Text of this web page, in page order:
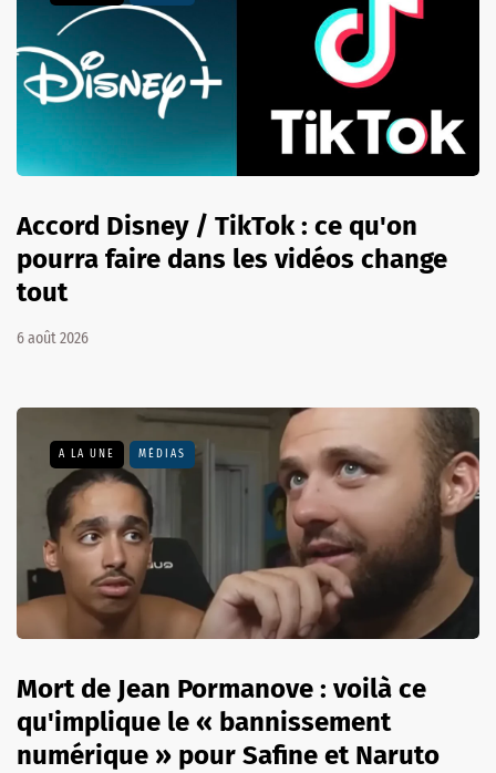
Accord Disney / TikTok : ce qu'on
pourra faire dans les vidéos change
tout
6 août 2026
A LA UNE MÉDIAS
Mort de Jean Pormanove : voilà ce
qu'implique le « bannissement
numérique » pour Safine et Naruto